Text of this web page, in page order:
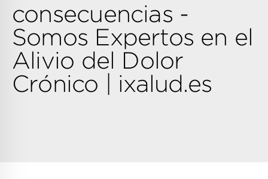
consecuencias -
Somos Expertos en el
Alivio del Dolor
Crónico | ixalud.es